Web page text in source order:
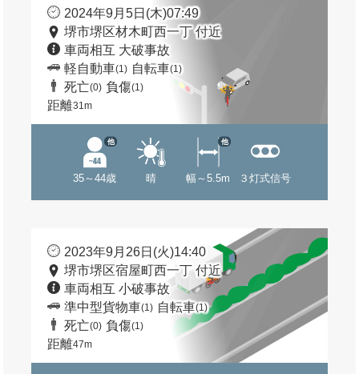
2024年9月5日(木)07:49
堺市堺区材木町西一丁 付近
車両相互 大破事故
軽自動車(1) 自転車(1)
死亡(0) 負傷(1)
距離31m
35～44歳
他
晴 幅～5.5m
他
３灯式信号
2023年9月26日(火)14:40
堺市堺区宿屋町西一丁 付近
車両相互 小破事故
準中型貨物車(1) 自転車(1)
死亡(0) 負傷(1)
距離47m